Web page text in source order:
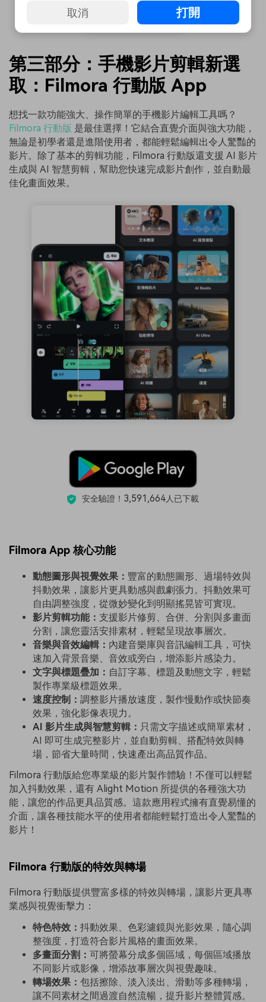
第三部分：手機影片剪輯新選
取：Filmora 行動版 App
想找一款功能強大、操作簡單的手機影片編輯工具嗎？
Filmora 行動版 是最佳選擇！它結合直覺介面與強大功能，
無論是初學者還是進階使用者，都能輕鬆編輯出令人驚豔的
影片。除了基本的剪輯功能，Filmora 行動版還支援 AI 影片
生成與 AI 智慧剪輯，幫助您快速完成影片創作，並自動最
佳化畫面效果。
安全驗證！ 3,591,664人已下載
Filmora App 核心功能
動態圖形與視覺效果： 豐富的動態圖形、過場特效與
抖動效果，讓影片更具動感與戲劇張力。抖動效果可
自由調整強度，從微妙變化到明顯搖晃皆可實現。
影片剪輯功能： 支援影片修剪、合併、分割與多畫面
分割，讓您靈活安排素材，輕鬆呈現故事層次。
音樂與音效編輯： 內建音樂庫與音訊編輯工具，可快
速加入背景音樂、音效或旁白，增添影片感染力。
文字與標題疊加： 自訂字幕、標題及動態文字，輕鬆
製作專業級標題效果。
速度控制： 調整影片播放速度，製作慢動作或快節奏
效果，強化影像表現力。
AI 影片生成與智慧剪輯： 只需文字描述或簡單素材，
AI 即可生成完整影片，並自動剪輯、搭配特效與轉
場，節省大量時間，快速產出高品質作品。
Filmora 行動版給您專業級的影片製作體驗！不僅可以輕鬆
加入抖動效果，還有 Alight Motion 所提供的各種強大功
能，讓您的作品更具品質感。這款應用程式擁有直覺易懂的
介面，讓各種技能水平的使用者都能輕鬆打造出令人驚豔的
影片！
Filmora 行動版的特效與轉場
Filmora 行動版提供豐富多樣的特效與轉場，讓影片更具專
業感與視覺衝擊力：
特色特效： 抖動效果、色彩濾鏡與光影效果，隨心調
整強度，打造符合影片風格的畫面效果。
多畫面分割： 可將螢幕分成多個區域，每個區域播放
不同影片或影像，增添故事層次與視覺趣味。
轉場效果： 包括擦除、淡入淡出、滑動等多種轉場，
讓不同素材之間過渡自然流暢，提升影片整體質感。
取消 打開